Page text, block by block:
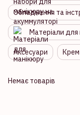
Обладнання та
Матеріали для
Аксесуари Крем
Немає товарів